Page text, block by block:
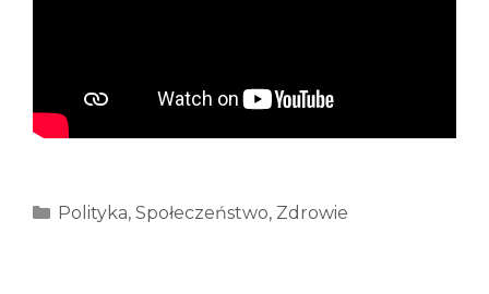
Kategorie
Polityka, Społeczeństwo, Zdrowie